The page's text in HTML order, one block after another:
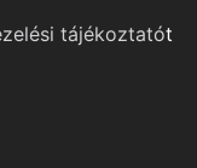
tájékoztatót